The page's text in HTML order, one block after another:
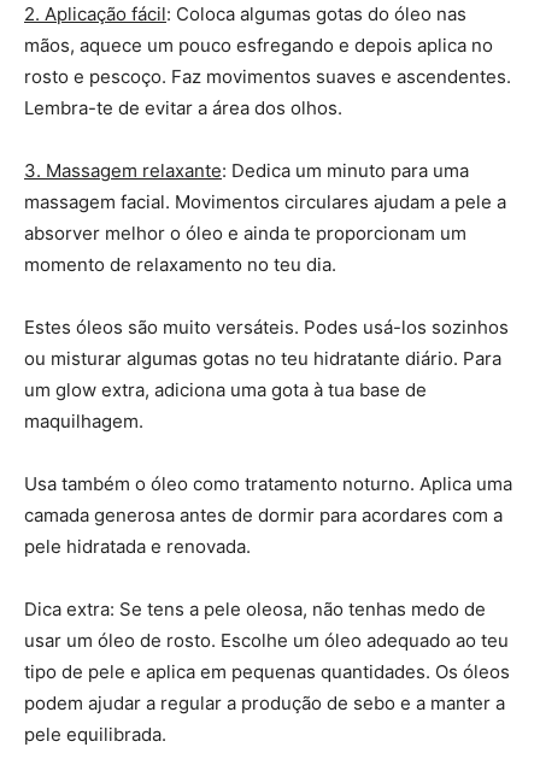
2. Aplicação fácil: Coloca algumas gotas do óleo nas
mãos, aquece um pouco esfregando e depois aplica no
rosto e pescoço. Faz movimentos suaves e ascendentes.
Lembra-te de evitar a área dos olhos.
3. Massagem relaxante: Dedica um minuto para uma
massagem facial. Movimentos circulares ajudam a pele a
absorver melhor o óleo e ainda te proporcionam um
momento de relaxamento no teu dia.
Estes óleos são muito versáteis. Podes usá-los sozinhos
ou misturar algumas gotas no teu hidratante diário. Para
um glow extra, adiciona uma gota à tua base de
maquilhagem.
Usa também o óleo como tratamento noturno. Aplica uma
camada generosa antes de dormir para acordares com a
pele hidratada e renovada.
Dica extra: Se tens a pele oleosa, não tenhas medo de
usar um óleo de rosto. Escolhe um óleo adequado ao teu
tipo de pele e aplica em pequenas quantidades. Os óleos
podem ajudar a regular a produção de sebo e a manter a
pele equilibrada.